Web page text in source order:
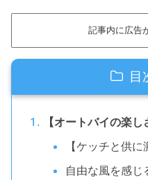
記事内に広告
目
【オートバイの楽し
【ケッチと供に
自由な風を感じ